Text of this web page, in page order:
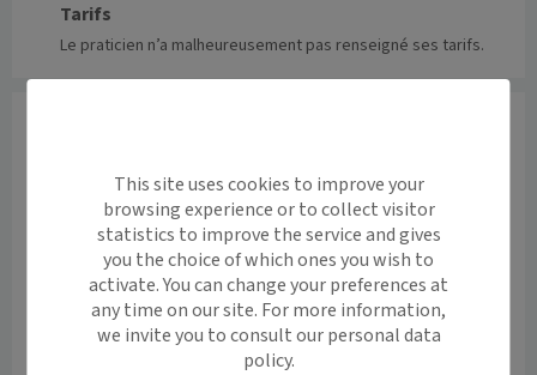
Tarifs
Le praticien n’a malheureusement pas renseigné ses tarifs.
adultes pour tous types de soins médicaux généraux
(consultation, contrôle annuel, vaccination, bilan de
santé). Il assure également un suivi des patients dans
le temps et les oriente vers des médecins spécialistes
en cas de besoin.
Horaires et contact
This site uses cookies to improve your
browsing experience or to collect visitor
statistics to improve the service and gives
you the choice of which ones you wish to
activate. You can change your preferences at
any time on our site. For more information,
we invite you to consult our personal data
policy.